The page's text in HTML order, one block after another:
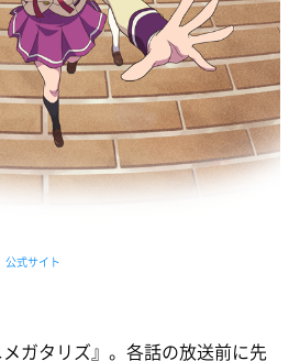
公式サイト
ガタリズ』。各話の放送前に先